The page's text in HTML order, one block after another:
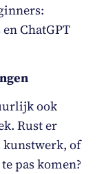
ChatGPT
ook
Rust er
kunstwerk, of
pas komen?